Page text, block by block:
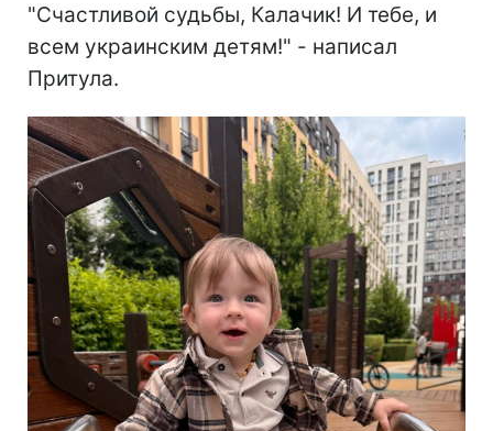
"Счастливой судьбы, Калачик! И тебе, и
всем украинским детям!" - написал
Притула.